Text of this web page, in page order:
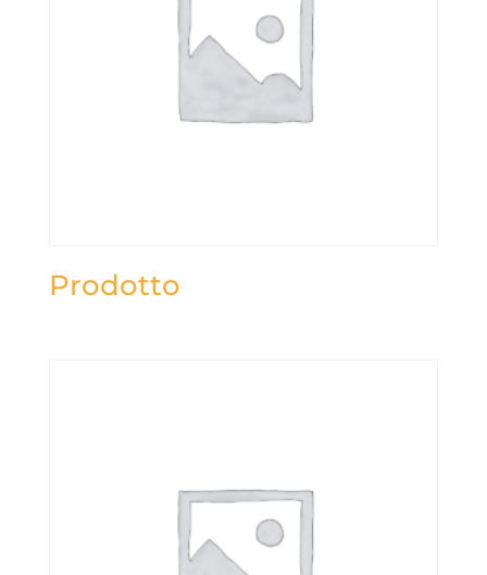
Prodotto